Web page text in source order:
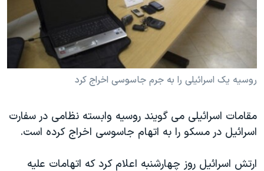
فرهنگ و زندگی
اقتصادی
علم و فناوری
گالری عکس
آرشیو پخش زنده
مستندها
انتخابات ریاست جمهوری آمریکا ۲۰۲۴
حمله جمهوری اسلامی به اسرائیل
رمز مهسا
اعتراضات زن، زندگی، آزادی
مجموعه مستندهای دادخواهی
تریبونال مردمی آبان ۹۸
دنبال کنید
روسیه يک اسرائیلی را به جرم جاسوسی اخراج کرد
مقامات اسرائیلی می گویند روسیه وابسته نظامی در سفارت
اسرائيل در مسکو را به اتهام جاسوسی اخراج کرده است.
ارتش اسرائیل روز چهارشنبه اعلام کرد که اتهامات علیه